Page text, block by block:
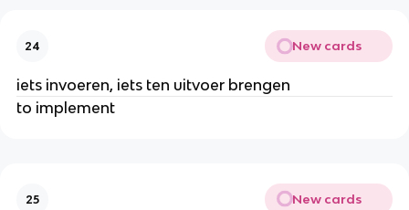
24 New cards
iets invoeren, iets ten uitvoer brengen
to implement
25 New cards